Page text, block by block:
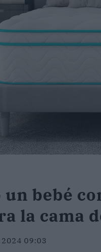
bebé
la cama
09:03